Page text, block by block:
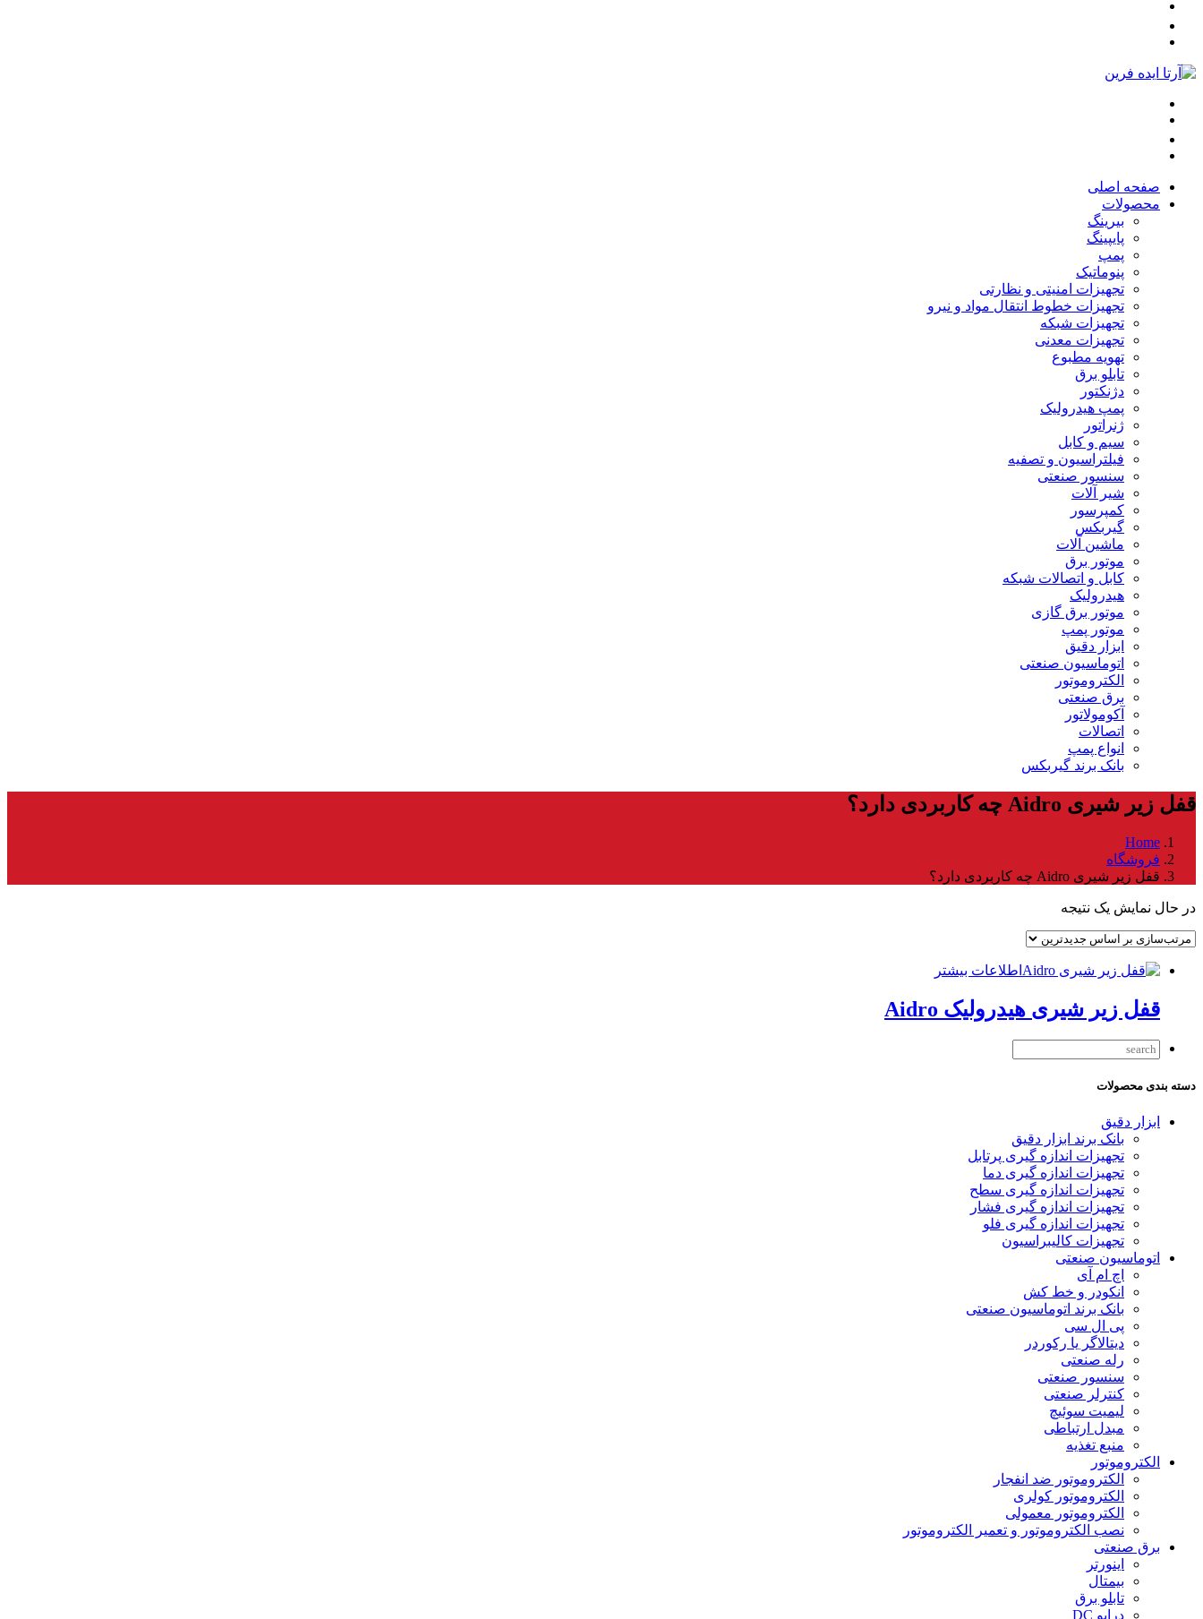
صفحه اصلی
محصولات
بیرینگ
پایپینگ
پمپ
پنوماتیک
تجهیزات امنیتی و نظارتی
تجهیزات خطوط انتقال مواد و نیرو
تجهیزات شبکه
تجهیزات معدنی
تهویه مطبوع
تابلو برق
دژنکتور
پمپ هیدرولیک
ژنراتور
سیم و کابل
فیلتراسیون و تصفیه
سنسور صنعتی
شیر آلات
کمپرسور
گیربکس
ماشین آلات
موتور برق
کابل و اتصالات شبکه
هیدرولیک
موتور برق گازی
موتور پمپ
ابزار دقیق
اتوماسیون صنعتی
الکتروموتور
برق صنعتی
آکومولاتور
اتصالات
انواع پمپ
بانک برند گیربکس
قفل زیر شیری Aidro چه کاربردی دارد؟
Home
فروشگاه
قفل زیر شیری Aidro چه کاربردی دارد؟
در حال نمایش یک نتیجه
اطلاعات بیشتر
قفل زیر شیری هیدرولیک Aidro
دسته بندی محصولات
ابزار دقیق
بانک برند ابزار دقیق
تجهیزات اندازه گیری پرتابل
تجهیزات اندازه گیری دما
تجهیزات اندازه گیری سطح
تجهیزات اندازه گیری فشار
تجهیزات اندازه گیری فلو
تجهیزات کالیبراسیون
اتوماسیون صنعتی
اچ ام آی
انکودر و خط کش
بانک برند اتوماسیون صنعتی
پی ال سی
دیتالاگر یا رکوردر
رله صنعتی
سنسور صنعتی
کنترلر صنعتی
لیمیت سوئیچ
مبدل ارتباطی
منبع تغذیه
الکتروموتور
الکتروموتور ضد انفجار
الکتروموتور کولری
الکتروموتور معمولی
نصب الکتروموتور و تعمیر الکتروموتور
برق صنعتی
اینورتر
بیمتال
تابلو برق
درایو DC